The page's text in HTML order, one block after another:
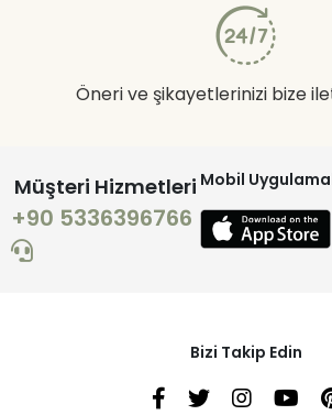
Öneri ve şikayetlerinizi bize
Müşteri Hizmetleri
+90 5336396766
Mobil
Bizi Takip Edin